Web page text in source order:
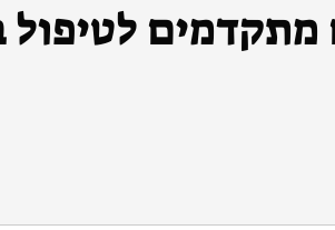
מתקדמים